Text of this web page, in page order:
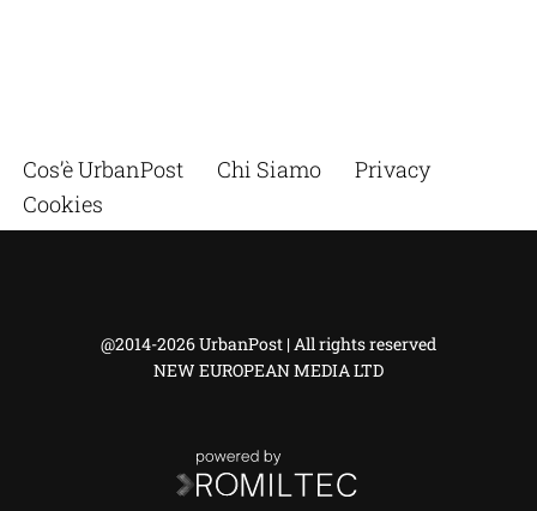
Cos’è UrbanPost Chi Siamo
Privacy
Cookies
@2014-2026 UrbanPost | All rights reserved
NEW EUROPEAN MEDIA LTD